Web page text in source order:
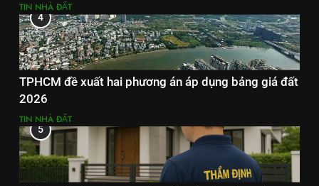
TIN NHÀ ĐẤT
4
TPHCM đề xuất hai phương án áp dụng bảng giá đất
2026
TIN NHÀ ĐẤT
5